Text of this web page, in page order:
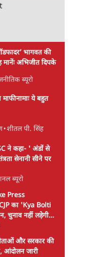
भागवत की
अभिजीत दिपके
ब्यूरो
ये बहुत
•शीतल पी. सिंह
ने कहा- ' अंडों से
सेनानी सीने पर
ब्यूरो
Press
का 'Kya Bolti
चुनाव नहीं लड़ेगी
और सरकार की
आंदोलन जारी